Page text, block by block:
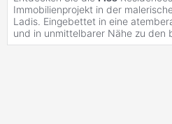
Immobilienprojekt in der
Ladis. Eingebettet in eine
und in unmittelbarer Nähe zu den